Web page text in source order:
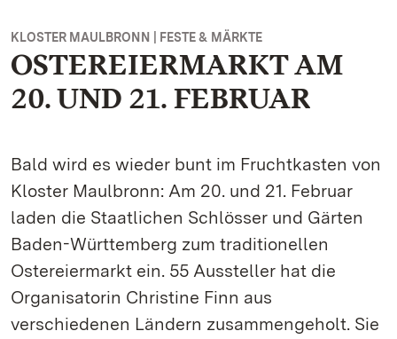
KLOSTER MAULBRONN | FESTE & MÄRKTE
OSTEREIERMARKT AM
20. UND 21. FEBRUAR
Bald wird es wieder bunt im Fruchtkasten von
Kloster Maulbronn: Am 20. und 21. Februar
laden die Staatlichen Schlösser und Gärten
Baden-Württemberg zum traditionellen
Ostereiermarkt ein. 55 Aussteller hat die
Organisatorin Christine Finn aus
verschiedenen Ländern zusammengeholt. Sie